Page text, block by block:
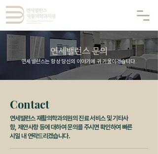
연세밸런스 문의
연세밸런스는 항상 당신의 이야기에 귀 기울이겠습니다.
Contact
연세밸런스 재활의학과의원의 진료 서비스 및 기타사
항, 제안사항 등에 대하여 문의를 주시면 확인하여 빠른
시일 내 연락드리겠습니다.